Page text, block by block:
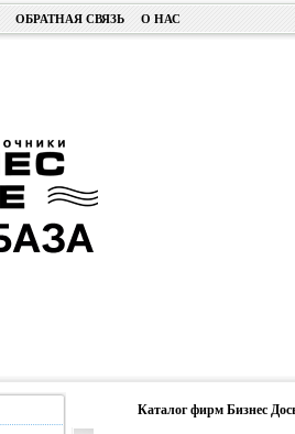
ОБРАТНАЯ СВЯЗЬ О НАС
Каталог фирм Бизнес